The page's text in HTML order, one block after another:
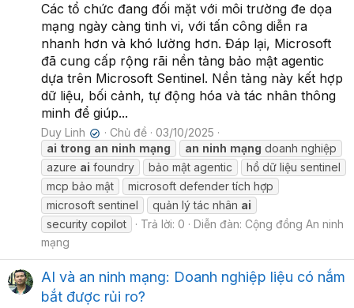
Các tổ chức đang đối mặt với môi trường đe dọa
mạng ngày càng tinh vi, với tấn công diễn ra
nhanh hơn và khó lường hơn. Đáp lại, Microsoft
đã cung cấp rộng rãi nền tảng bảo mật agentic
dựa trên Microsoft Sentinel. Nền tảng này kết hợp
dữ liệu, bối cảnh, tự động hóa và tác nhân thông
minh để giúp...
Duy Linh ✔ Chủ đề
03/10/2025
ai trong an ninh mạng an ninh mạng doanh nghiệp
azure ai foundry bảo mật agentic
hồ dữ liệu sentinel
mcp bảo mật
microsoft defender tích hợp
microsoft sentinel
quản lý tác nhân ai
security copilot
Trả lời: 0 Diễn đàn: Cộng đồng An ninh
mạng
AI và an ninh mạng: Doanh nghiệp liệu có nắm
bắt được rủi ro?